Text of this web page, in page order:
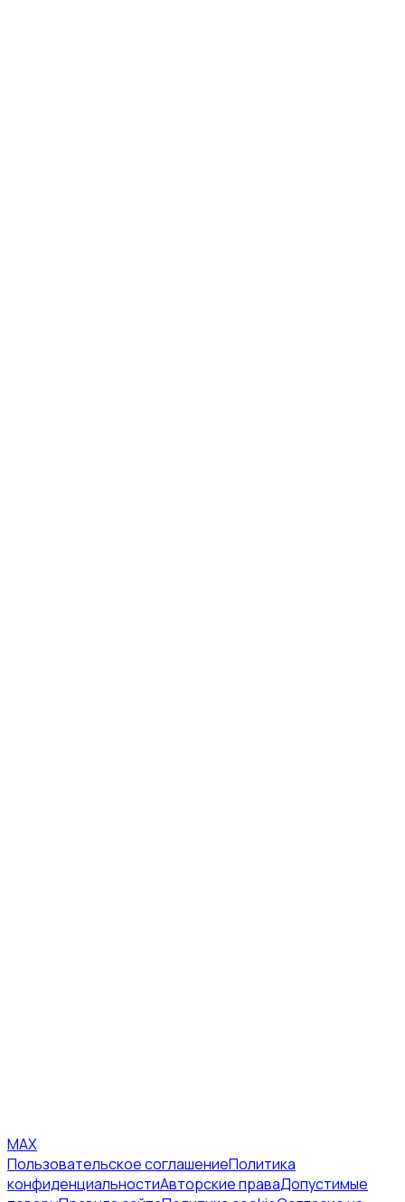
MAX
Пользовательское соглашениеПолитика
конфиденциальностиАвторские праваДопустимые